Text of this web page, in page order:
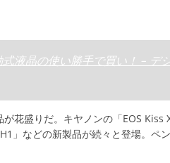
液晶の使い勝手で買い！ – デ
花盛りだ。キヤノンの「EOS Kiss
」などの新製品が続々と登場。ペ